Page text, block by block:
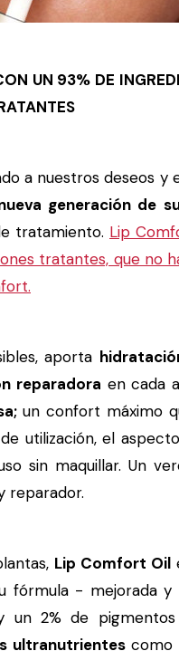
UN 93% DE
a nuestros deseos y
generación de
tratamiento. Lip
tratantes, que no
aporta
reparadora en cada
un confort máximo
utilización, el
sin maquillar. Un
reparador.
Lip Comfort Oil
fórmula - mejorada
un 2% de
ultranutrientescomo